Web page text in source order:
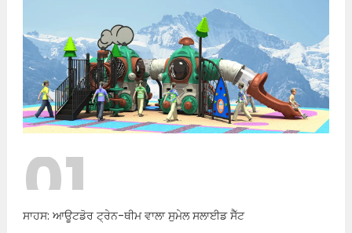
01
ਸਾਹਸ: ਆਊਟਡੋਰ ਟ੍ਰੇਨ-ਥੀਮ ਵਾਲਾ ਸੁਮੇਲ ਸਲਾਈਡ ਸੈੱਟ